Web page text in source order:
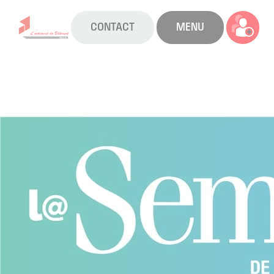
CONTACT MENU
Actualités
Boîte à outils
Boutique